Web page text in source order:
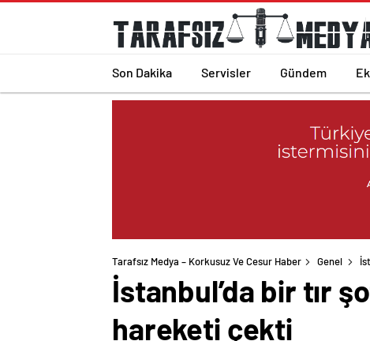
Son Dakika Servisler Gündem
Tarafsız Medya – Korkusuz Ve Cesur Haber Genel
İstanbul’da bir tır
hareketi çekti